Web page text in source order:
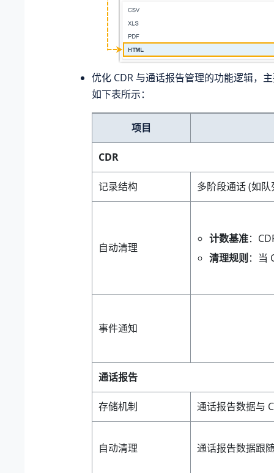
优化 CDR 与通话报告管理的功能逻辑，
如下表所示：
项目
CDR
记录结构 多阶段通话 (如
自动清理
计数基准：
清理规则 ：当
事件通知
通话报告
存储机制 通话报告数据与
自动清理 通话报告数据跟